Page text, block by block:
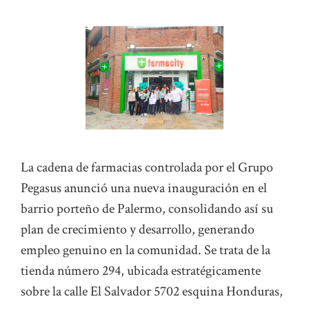
La cadena de farmacias controlada por el Grupo
Pegasus anunció una nueva inauguración en el
barrio porteño de Palermo, consolidando así su
plan de crecimiento y desarrollo, generando
empleo genuino en la comunidad. Se trata de la
tienda número 294, ubicada estratégicamente
sobre la calle El Salvador 5702 esquina Honduras,